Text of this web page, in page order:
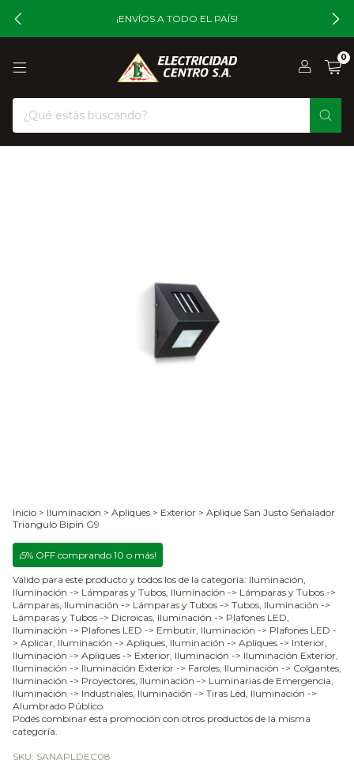
¡ENVÍOS A TODO EL PAÍS!
0
Inicio > Iluminación > Apliques > Exterior > Aplique San Justo Señalador
Triangulo Bipin G9
¡5% OFF comprando 10 o más!
Válido para este producto y todos los de la categoría: Iluminación,
Iluminación -> Lámparas y Tubos, Iluminación -> Lámparas y Tubos ->
Lámparas, Iluminación -> Lámparas y Tubos -> Tubos, Iluminación ->
Lámparas y Tubos -> Dicroicas, Iluminación -> Plafones LED,
Iluminación -> Plafones LED -> Embutir, Iluminación -> Plafones LED -
> Aplicar, Iluminación -> Apliques, Iluminación -> Apliques -> Interior,
Iluminación -> Apliques -> Exterior, Iluminación -> Iluminación Exterior,
Iluminación -> Iluminación Exterior -> Faroles, Iluminación -> Colgantes,
Iluminación -> Proyectores, Iluminación -> Luminarias de Emergencia,
Iluminación -> Industriales, Iluminación -> Tiras Led, Iluminación ->
Alumbrado Público.
Podés combinar esta promoción con otros productos de la misma
categoría.
SKU: SANAPLDEC08